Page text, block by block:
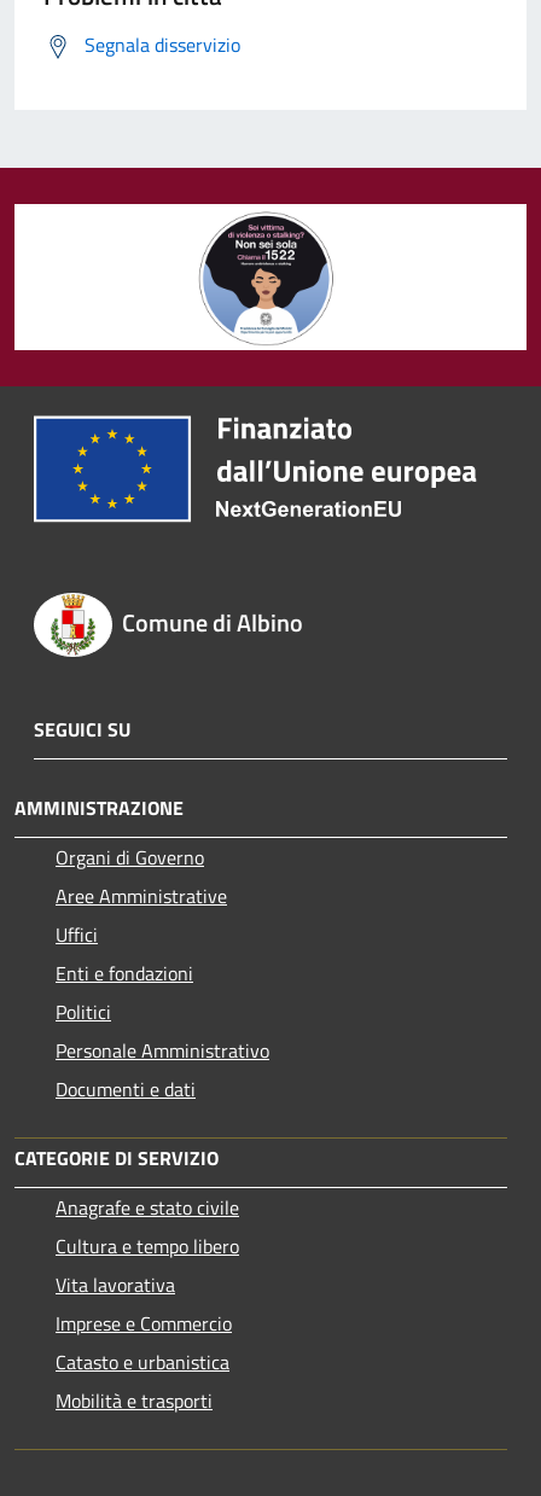
Segnala disservizio
Comune di Albino
SEGUICI SU
AMMINISTRAZIONE
Organi di Governo
Aree Amministrative
Uffici
Enti e fondazioni
Politici
Personale Amministrativo
Documenti e dati
CATEGORIE DI SERVIZIO
Anagrafe e stato civile
Cultura e tempo libero
Vita lavorativa
Imprese e Commercio
Catasto e urbanistica
Mobilità e trasporti